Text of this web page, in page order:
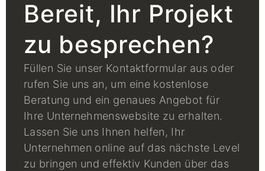
Bereit, Ihr Projekt
zu besprechen?
Füllen Sie unser Kontaktformular aus oder
rufen Sie uns an, um eine kostenlose
Beratung und ein genaues Angebot für
Ihre Unternehmenswebsite zu erhalten.
Lassen Sie uns Ihnen helfen, Ihr
Unternehmen online auf das nächste Level
zu bringen und effektiv Kunden über das